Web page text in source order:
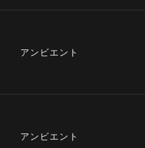
アンビエント
アンビエント